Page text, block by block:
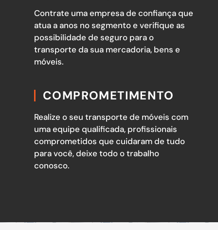
Contrate uma empresa de confiança que
atua a anos no segmento e verifique as
possibilidade de seguro para o
transporte da sua mercadoria, bens e
móveis.
COMPROMETIMENTO
Realize o seu transporte de móveis com
uma equipe qualificada, profissionais
comprometidos que cuidaram de tudo
para você, deixe todo o trabalho
conosco.